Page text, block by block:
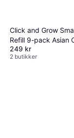
Click and Grow
Refill 9-pack Asian
Mix
249 kr
2 butikker